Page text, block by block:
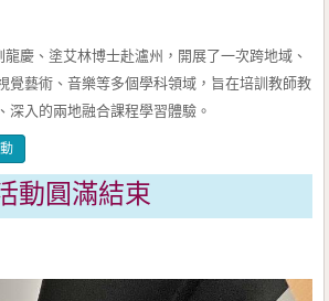
、塗艾林博士赴瀘州，開展了一次跨地域、
覺藝術、音樂等多個學科領域，旨在培訓教師教
入的兩地融合課程學習體驗。
動圓滿結束